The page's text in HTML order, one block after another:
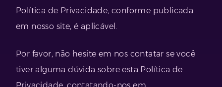
Política de Privacidade, conforme publicada
em nosso site, é aplicável.
Por favor, não hesite em nos contatar se você
tiver alguma dúvida sobre esta Política de